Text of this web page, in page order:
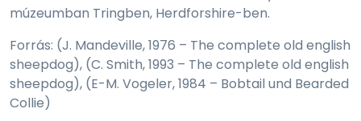
múzeumban Tringben, Herdforshire-ben.
Forrás: (J. Mandeville, 1976 – The complete old english
sheepdog), (C. Smith, 1993 – The complete old english
sheepdog), (E-M. Vogeler, 1984 – Bobtail und Bearded
Collie)